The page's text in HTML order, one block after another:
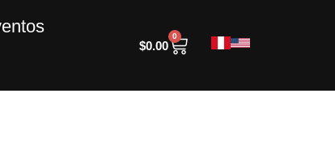
$0.00
0